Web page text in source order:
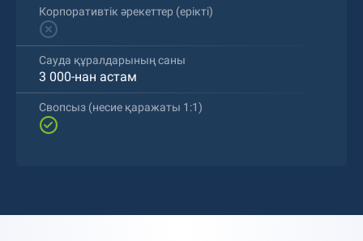
Корпоративтік әрекеттер (ерікті)
Сауда құралдарының саны
3 000-нан астам
Свопсыз (несие қаражаты 1:1)